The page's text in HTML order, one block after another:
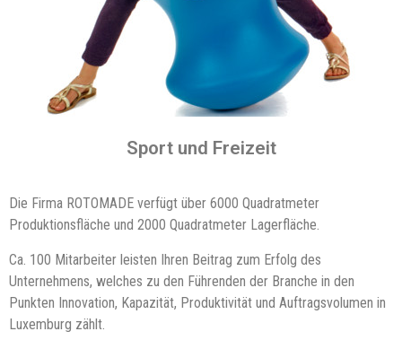
Sport und Freizeit
Die Firma ROTOMADE verfügt über 6000 Quadratmeter
Produktionsfläche und 2000 Quadratmeter Lagerfläche.
Ca. 100 Mitarbeiter leisten Ihren Beitrag zum Erfolg des
Unternehmens, welches zu den Führenden der Branche in den
Punkten Innovation, Kapazität, Produktivität und Auftragsvolumen in
Luxemburg zählt.